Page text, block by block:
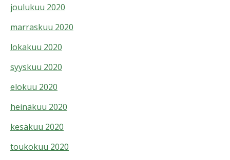
joulukuu 2020
marraskuu 2020
lokakuu 2020
syyskuu 2020
elokuu 2020
heinäkuu 2020
kesäkuu 2020
toukokuu 2020